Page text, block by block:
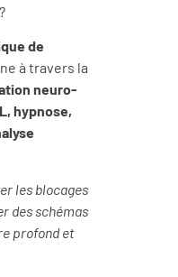
de
à travers la
neuro-
hypnose,
les blocages
des schémas
profond et